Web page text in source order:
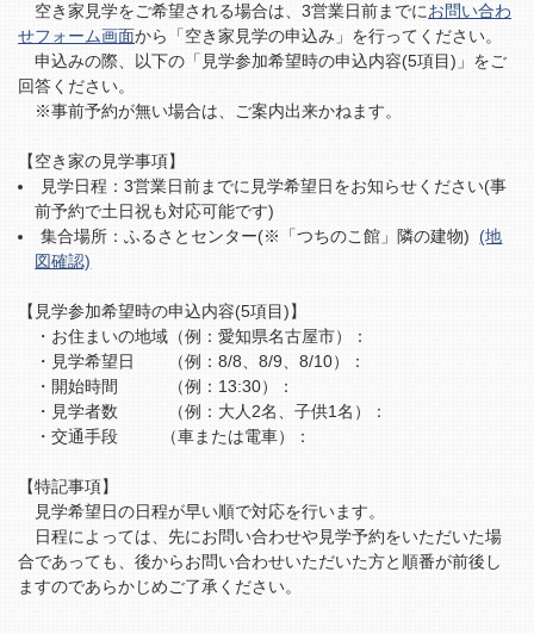
空き家見学をご希望される場合は、3営業日前までにお問い合わ
せフォーム画面から「空き家見学の申込み」を行ってください。
申込みの際、以下の「見学参加希望時の申込内容(5項目)」をご
回答ください。
※事前予約が無い場合は、ご案内出来かねます。
【空き家の見学事項】
見学日程：3営業日前までに見学希望日をお知らせください(事
前予約で土日祝も対応可能です)
集合場所：ふるさとセンター(※「つちのこ館」隣の建物) (地
図確認)
【見学参加希望時の申込内容(5項目)】
・お住まいの地域（例：愛知県名古屋市）：
・見学希望日 （例：8/8、8/9、8/10）：
・開始時間 （例：13:30）：
・見学者数 （例：大人2名、子供1名）：
・交通手段 （車または電車）：
【特記事項】
見学希望日の日程が早い順で対応を行います。
日程によっては、先にお問い合わせや見学予約をいただいた場
合であっても、後からお問い合わせいただいた方と順番が前後し
ますのであらかじめご了承ください。